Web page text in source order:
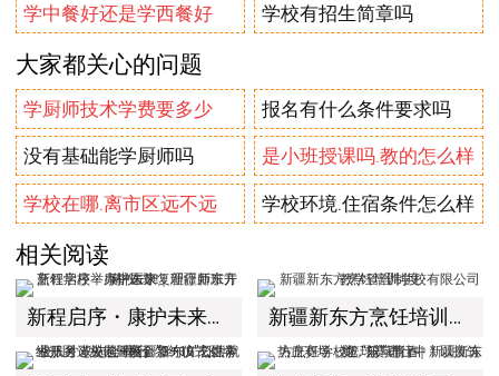
学中餐好还是学西餐好 学校有招生简章吗
大家都关心的问题
学厨师技术学费要多少 报名有什么条件要求吗
没有基础能学厨师吗 是小班授课吗.教的怎么样
学校在哪.离市区远不远 学校环境.住宿条件怎么样
相关阅读
新程启序・康护未来｜新疆新东方烹饪学校举办中医康复理疗师班开幕仪式！ 新疆新东方烹饪培训学校有限公司教学管理制度